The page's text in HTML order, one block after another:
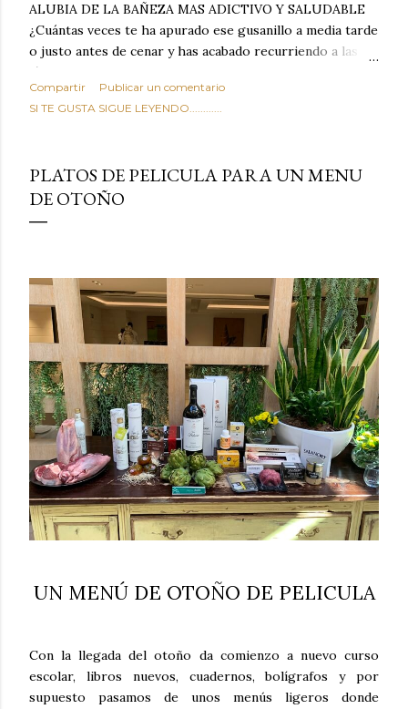
ALUBIA DE LA BAÑEZA MAS ADICTIVO Y SALUDABLE
¿Cuántas veces te ha apurado ese gusanillo a media tarde
o justo antes de cenar y has acabado recurriendo a las
típicas patatas de bolsa, frutos secos fritos o snacks
ultraprocesados llenos de grasas saturadas y sodio?
Todos hemos estado ahí. Sin embargo, cuidarse no tiene
satisface. Estas alubias crujientes al horno van a cambiar
por completo tu forma de ver las legumbres. Olvídate de
asociar las alubias únicamente a los guisos tradicionales y
humilde como la alubia de La Bañeza en un snack ligero,
dorado, cargado de proteína y 100% natural. Es el
sustituto perfecto a los frutos se...
Compartir
Publicar un comentario
SI TE GUSTA SIGUE LEYENDO............
PLATOS DE PELICULA PARA UN MENU
DE OTOÑO
UN MENÚ DE OTOÑO DE PELICULA
Con la llegada del otoño da comienzo a nuevo curso
escolar, libros nuevos, cuadernos, bolígrafos y por
supuesto pasamos de unos menús ligeros donde